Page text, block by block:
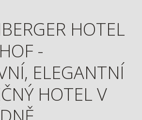
HOTEL
-
ELEGANTNÍ
HOTEL V